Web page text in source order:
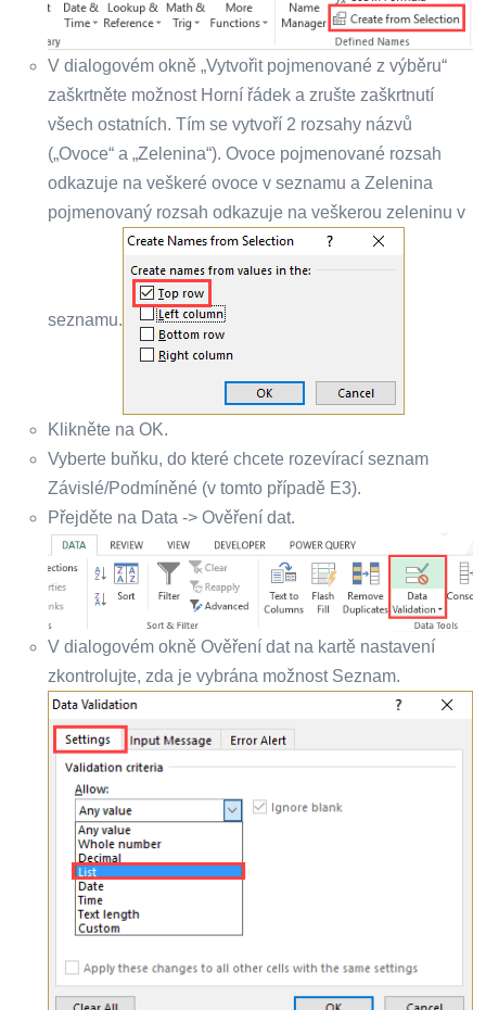
V dialogovém okně „Vytvořit pojmenované z výběru“
zaškrtněte možnost Horní řádek a zrušte zaškrtnutí
všech ostatních. Tím se vytvoří 2 rozsahy názvů
(„Ovoce“ a „Zelenina“). Ovoce pojmenované rozsah
odkazuje na veškeré ovoce v seznamu a Zelenina
pojmenovaný rozsah odkazuje na veškerou zeleninu v
seznamu.
Klikněte na OK.
Vyberte buňku, do které chcete rozevírací seznam
Závislé/Podmíněné (v tomto případě E3).
Přejděte na Data -> Ověření dat.
V dialogovém okně Ověření dat na kartě nastavení
zkontrolujte, zda je vybrána možnost Seznam.